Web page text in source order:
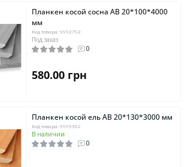
Планкен косой сосна AB 20*100*4000
мм
Код товара: 9992792
Под заказ
0
580.00 грн
Планкен косой ель AB 20*130*3000 мм
Код товара: 9995362
В наличии
0